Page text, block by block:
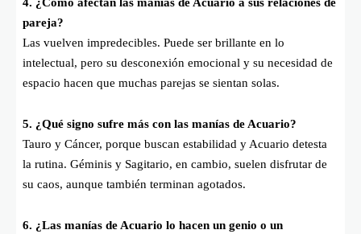
pareja?
Las vuelven impredecibles. Puede ser brillante en lo
intelectual, pero su desconexión emocional y su necesidad de
espacio hacen que muchas parejas se sientan solas.
5. ¿Qué signo sufre más con las manías de Acuario?
Tauro y Cáncer, porque buscan estabilidad y Acuario detesta
la rutina. Géminis y Sagitario, en cambio, suelen disfrutar de
su caos, aunque también terminan agotados.
6. ¿Las manías de Acuario lo hacen un genio o un